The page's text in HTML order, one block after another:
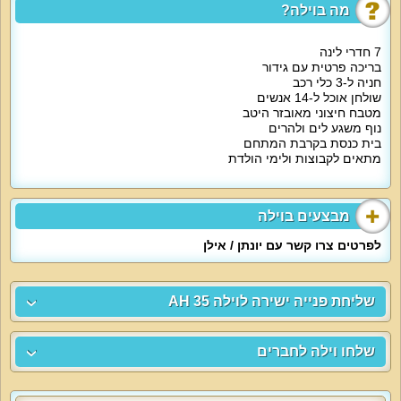
מה בוילה?
7 חדרי לינה
בריכה פרטית עם גידור
חניה ל-3 כלי רכב
שולחן אוכל ל-14 אנשים
מטבח חיצוני מאובזר היטב
נוף משגע לים ולהרים
בית כנסת בקרבת המתחם
מתאים לקבוצות ולימי הולדת
מבצעים בוילה
לפרטים צרו קשר עם יונתן / אילן
שליחת פנייה ישירה לוילה AH 35
שלחו וילה לחברים